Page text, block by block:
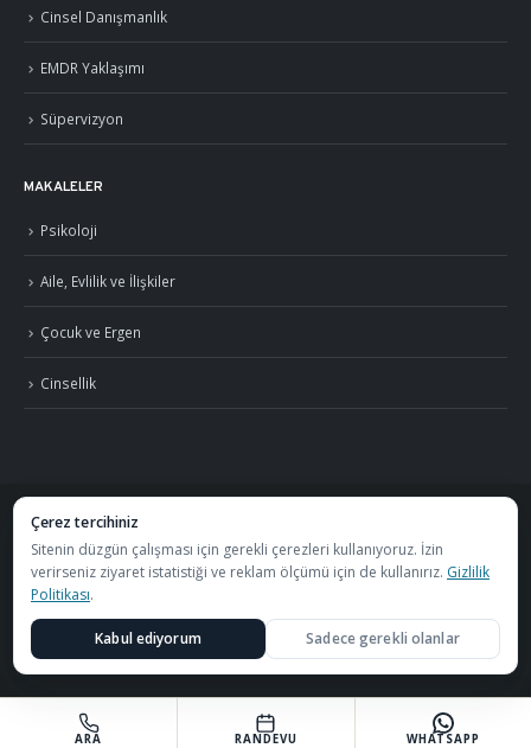
Cinsel Danışmanlık
EMDR Yaklaşımı
Süpervizyon
MAKALELER
Psikoloji
Aile, Evlilik ve İlişkiler
Çocuk ve Ergen
Cinsellik
©2026 Uzm. Psk. Kemal Özcan. Tüm hakları saklıdır. · Gizlilik Politikası ve KVKK
S.S.S.
GörüşmelerÖzel Metafor Aile Danışma Merkezibünyesinde
yapılmaktadır.
Çerez tercihiniz
Sitenin düzgün çalışması için gerekli çerezleri kullanıyoruz. İzin
verirseniz ziyaret istatistiği ve reklam ölçümü için de kullanırız. Gizlilik
Politikası.
Kabul ediyorum Sadece gerekli olanlar
ARA WHATSAPP
RANDEVU